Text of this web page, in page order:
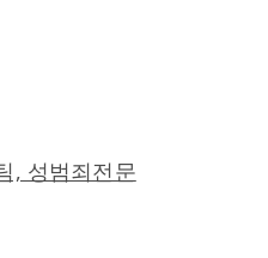
, 성범죄전문